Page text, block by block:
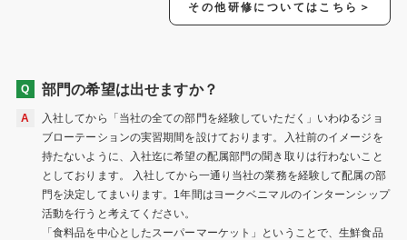
その他研修についてはこちら＞
部門の希望は出せますか？
入社してから「当社の全ての部門を経験していただく」いわゆるジョ
ブローテーションの実習期間を設けております。入社前のイメージを
持たないように、入社迄に希望の配属部門の聞き取りは行わないこと
としております。 入社してから一通り当社の業務を経験して配属の部
門を決定してまいります。1年間はヨークベニマルのインターンシップ
活動を行うと考えてください。
「食料品を中心としたスーパーマーケット」ということで、生鮮食品